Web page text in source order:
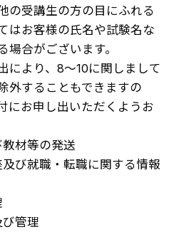
の受講生の方の目にふれる
はお客様の氏名や試験名な
場合がございます。
により、8～10に関しまして
外することもできますの
にお申し出いただくようお
材等の発送
び就職・転職に関する情報
管理